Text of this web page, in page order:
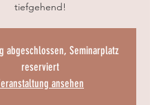
tiefgehend!
abgeschlossen, Seminarplatz
reserviert
ansehen